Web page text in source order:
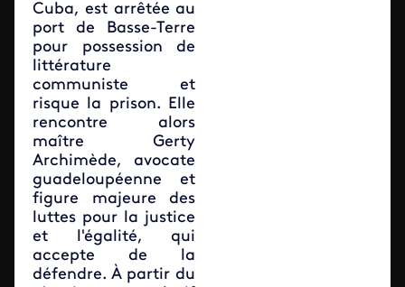
Cuba, est arrêtée au
port de Basse-Terre
pour possession de
littérature
communiste et
risque la prison. Elle
rencontre alors
maître Gerty
Archimède, avocate
guadeloupéenne et
figure majeure des
luttes pour la justice
et l'égalité, qui
accepte de la
défendre. À partir du